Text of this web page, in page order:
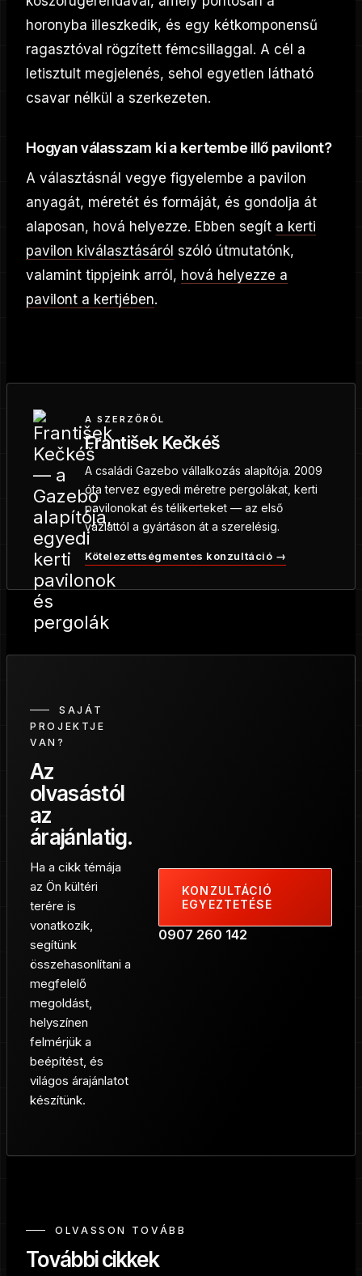
horonyba illeszkedik, és egy kétkomponensű
ragasztóval rögzített fémcsillaggal. A cél a
letisztult megjelenés, sehol egyetlen látható
csavar nélkül a szerkezeten.
Hogyan válasszam ki a kertembe illő pavilont?
A választásnál vegye figyelembe a pavilon
anyagát, méretét és formáját, és gondolja át
alaposan, hová helyezze. Ebben segít a kerti
pavilon kiválasztásáról szóló útmutatónk,
valamint tippjeink arról, hová helyezze a
pavilont a kertjében.
A SZERZŐRŐL
František Kečkéš
A családi Gazebo vállalkozás alapítója. 2009
óta tervez egyedi méretre pergolákat, kerti
pavilonokat és télikerteket — az első
vázlattól a gyártáson át a szerelésig.
Kötelezettségmentes konzultáció →
SAJÁT
PROJEKTJE
VAN?
Az
olvasástól
az
árajánlatig.
Ha a cikk témája
az Ön kültéri
terére is
vonatkozik,
segítünk
összehasonlítani a
megfelelő
megoldást,
helyszínen
felmérjük a
beépítést, és
világos árajánlatot
készítünk.
KONZULTÁCIÓ
EGYEZTETÉSE
0907 260 142
OLVASSON TOVÁBB
További cikkek